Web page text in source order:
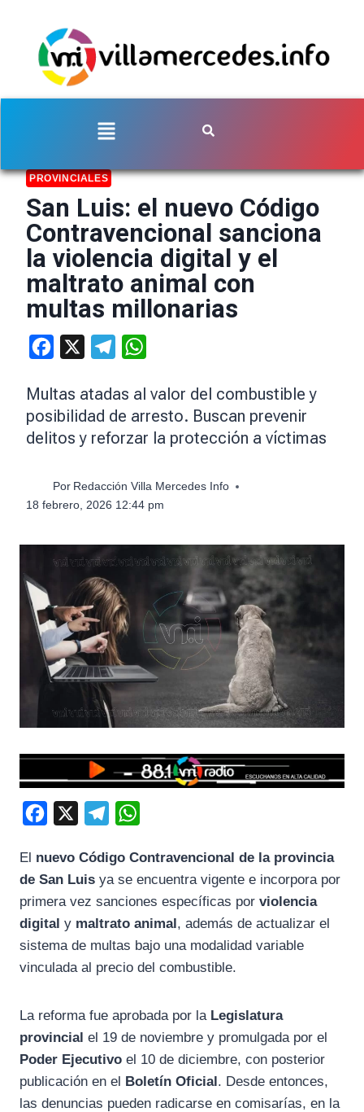
PROVINCIALES
San Luis: el nuevo Código
Contravencional sanciona
la violencia digital y el
maltrato animal con
multas millonarias
Facebook Telegram
Multas atadas al valor del combustible y
posibilidad de arresto. Buscan prevenir
delitos y reforzar la protección a víctimas
Por Redacción Villa Mercedes Info
18 febrero, 2026 12:44 pm
c
e
b
o
l
e
g
a
t
s
p
El nuevo Código Contravencional de la provincia
de San Luis ya se encuentra vigente e incorpora por
primera vez sanciones específicas por violencia
digital y maltrato animal, además de actualizar el
sistema de multas bajo una modalidad variable
vinculada al precio del combustible.
La reforma fue aprobada por la Legislatura
provincial el 19 de noviembre y promulgada por el
Poder Ejecutivo el 10 de diciembre, con posterior
publicación en el Boletín Oficial. Desde entonces,
las denuncias pueden radicarse en comisarías, en la